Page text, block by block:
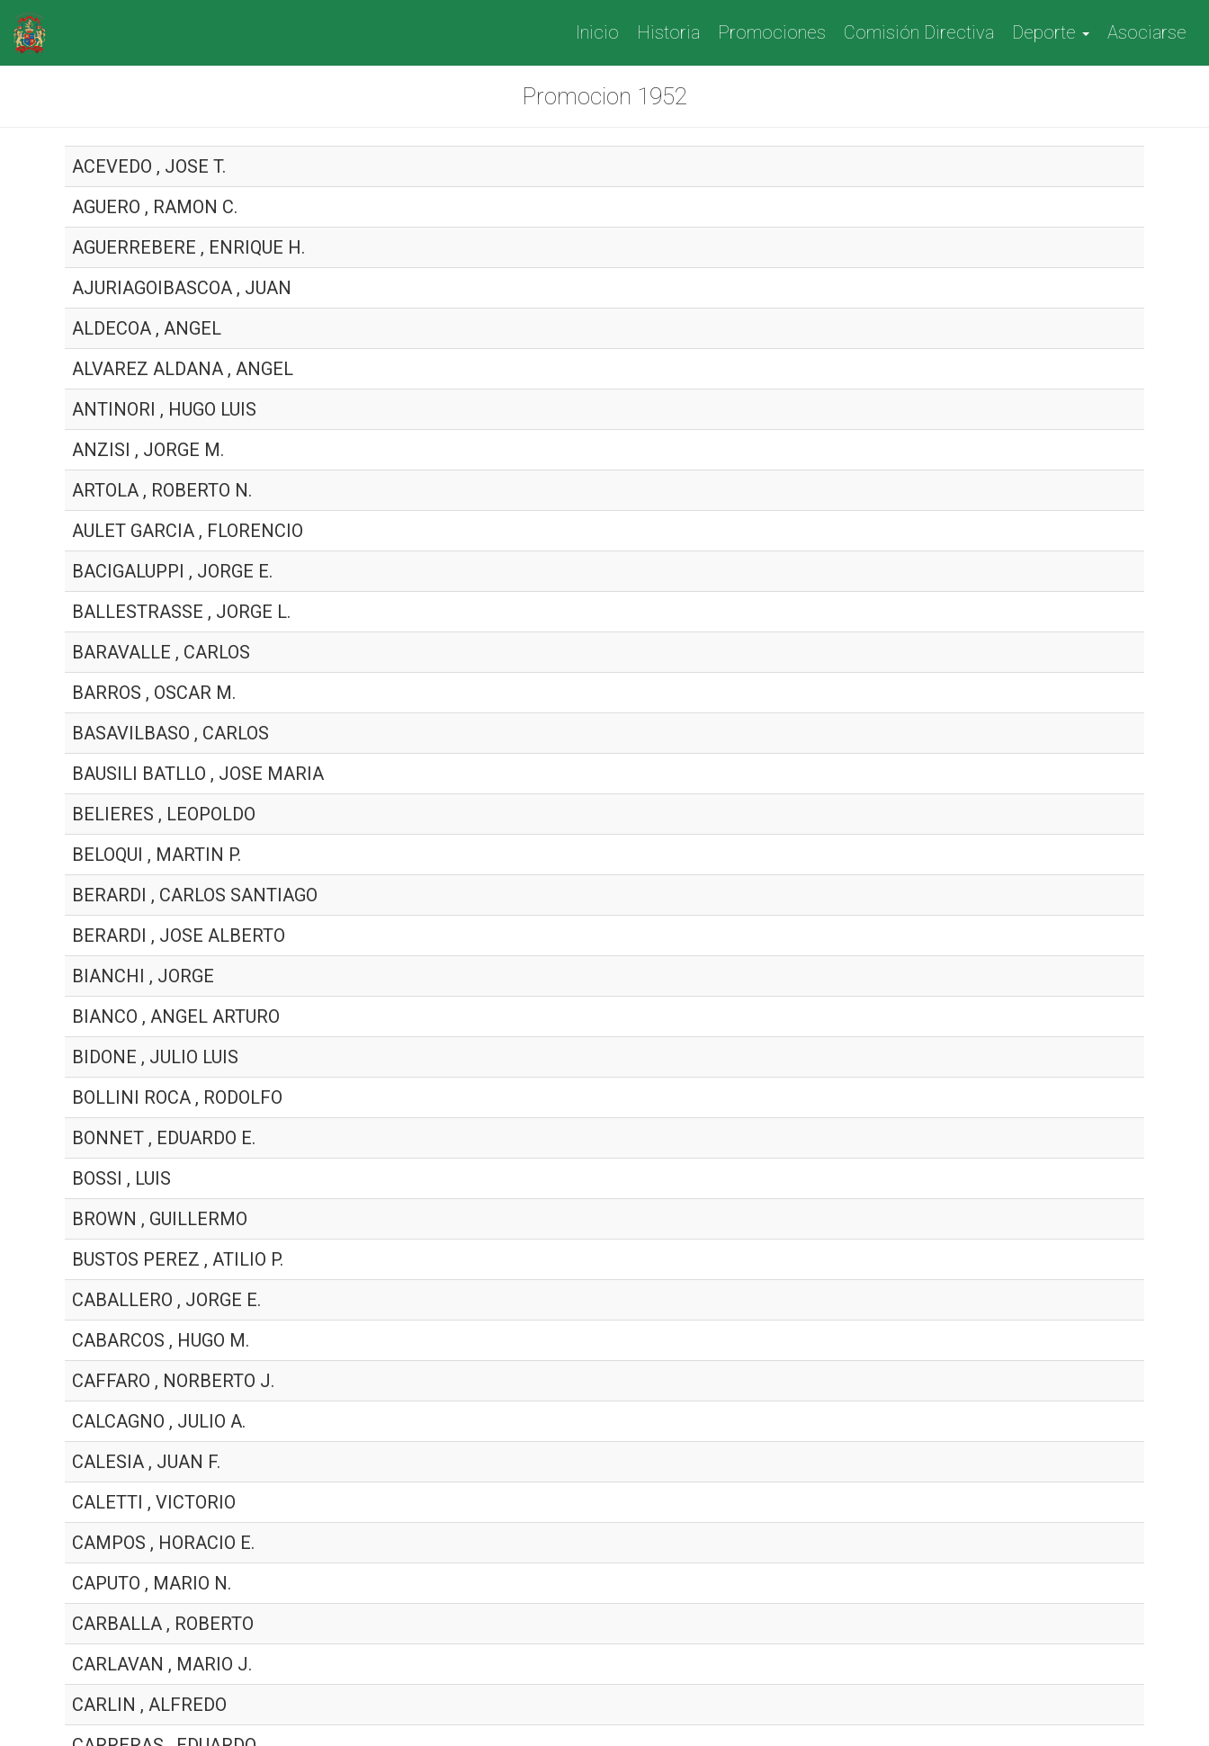
Inicio Historia Promociones Comisión Directiva Deporte Asociarse
Promocion 1952
ACEVEDO , JOSE T.
AGUERO , RAMON C.
AGUERREBERE , ENRIQUE H.
AJURIAGOIBASCOA , JUAN
ALDECOA , ANGEL
ALVAREZ ALDANA , ANGEL
ANTINORI , HUGO LUIS
ANZISI , JORGE M.
ARTOLA , ROBERTO N.
AULET GARCIA , FLORENCIO
BACIGALUPPI , JORGE E.
BALLESTRASSE , JORGE L.
BARAVALLE , CARLOS
BARROS , OSCAR M.
BASAVILBASO , CARLOS
BAUSILI BATLLO , JOSE MARIA
BELIERES , LEOPOLDO
BELOQUI , MARTIN P.
BERARDI , CARLOS SANTIAGO
BERARDI , JOSE ALBERTO
BIANCHI , JORGE
BIANCO , ANGEL ARTURO
BIDONE , JULIO LUIS
BOLLINI ROCA , RODOLFO
BONNET , EDUARDO E.
BOSSI , LUIS
BROWN , GUILLERMO
BUSTOS PEREZ , ATILIO P.
CABALLERO , JORGE E.
CABARCOS , HUGO M.
CAFFARO , NORBERTO J.
CALCAGNO , JULIO A.
CALESIA , JUAN F.
CALETTI , VICTORIO
CAMPOS , HORACIO E.
CAPUTO , MARIO N.
CARBALLA , ROBERTO
CARLAVAN , MARIO J.
CARLIN , ALFREDO